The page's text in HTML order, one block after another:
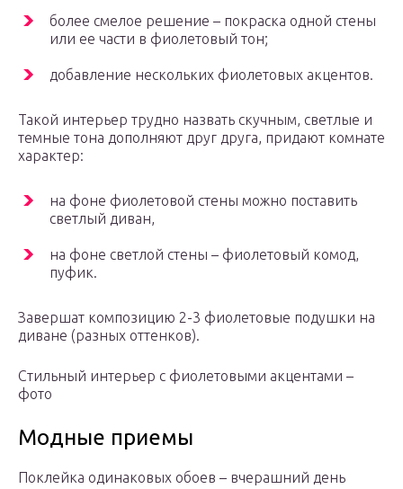
более смелое решение – покраска одной стены
или ее части в фиолетовый тон;
добавление нескольких фиолетовых акцентов.
Такой интерьер трудно назвать скучным, светлые и
темные тона дополняют друг друга, придают комнате
характер:
на фоне фиолетовой стены можно поставить
светлый диван,
на фоне светлой стены – фиолетовый комод,
пуфик.
Завершат композицию 2-3 фиолетовые подушки на
диване (разных оттенков).
Стильный интерьер с фиолетовыми акцентами –
фото
Модные приемы
Поклейка одинаковых обоев – вчерашний день